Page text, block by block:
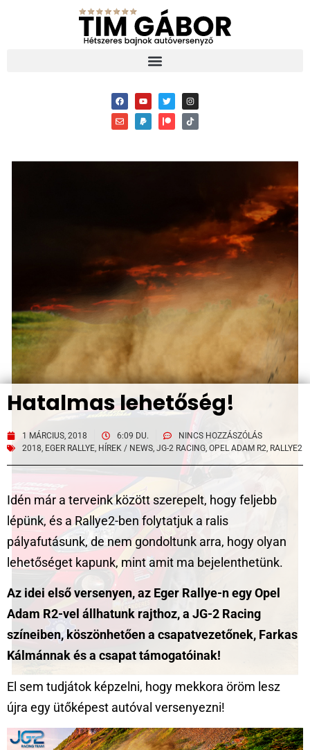
Hatalmas lehetőség!
1 MÁRCIUS, 2018 6:09 DU.
NINCS HOZZÁSZÓLÁS
2018, EGER RALLYE, HÍREK / NEWS, JG-2 RACING, OPEL ADAM R2, RALLYE2
Idén már a terveink között szerepelt, hogy feljebb
lépünk, és a Rallye2-ben folytatjuk a ralis
pályafutásunk, de nem gondoltunk arra, hogy olyan
lehetőséget kapunk, mint amit ma bejelenthetünk.
Az idei első versenyen, az Eger Rallye-n egy Opel
Adam R2-vel állhatunk rajthoz, a JG-2 Racing
színeiben, köszönhetően a csapatvezetőnek, Farkas
Kálmánnak és a csapat támogatóinak!
El sem tudjátok képzelni, hogy mekkora öröm lesz
újra egy ütőképest autóval versenyezni!